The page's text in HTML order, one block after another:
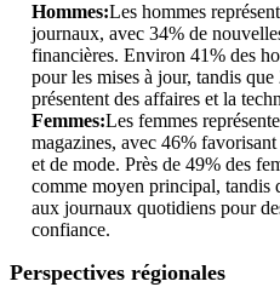
Hommes:Les hommes
journaux, avec 34% de
financières. Environ 41% des
pour les mises à jour, tandis
présentent des affaires et la
Femmes:Les femmes
magazines, avec 46%
et de mode. Près de 49% des
comme moyen principal, tandis
aux journaux quotidiens pour
confiance.
Perspectives régionales